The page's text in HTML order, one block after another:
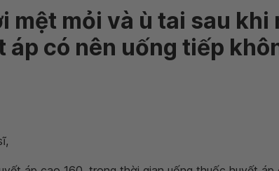
mệt mỏi và ù tai sau
áp có nên uống tiếp